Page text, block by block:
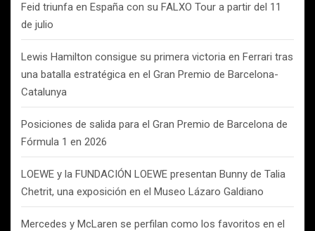
Feid triunfa en España con su FALXO Tour a partir del 11
de julio
Lewis Hamilton consigue su primera victoria en Ferrari tras
una batalla estratégica en el Gran Premio de Barcelona-
Catalunya
Posiciones de salida para el Gran Premio de Barcelona de
Fórmula 1 en 2026
LOEWE y la FUNDACIÓN LOEWE presentan Bunny de Talia
Chetrit, una exposición en el Museo Lázaro Galdiano
Mercedes y McLaren se perfilan como los favoritos en el